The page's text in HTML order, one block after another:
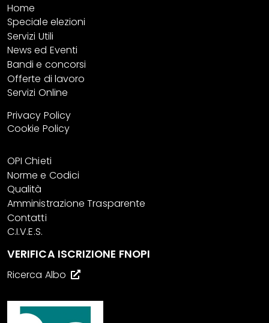
Home
Speciale elezioni
Servizi Utili
News ed Eventi
Bandi e concorsi
Offerte di lavoro
Servizi Online
Privacy Policy
Cookie Policy
OPI Chieti
Norme e Codici
Qualità
Amministrazione Trasparente
Contatti
C.I.V.E.S.
VERIFICA ISCRIZIONE FNOPI
Ricerca Albo